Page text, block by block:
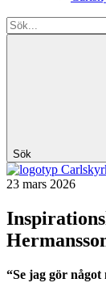
Sök
23 mars 2026
“Se jag gör något